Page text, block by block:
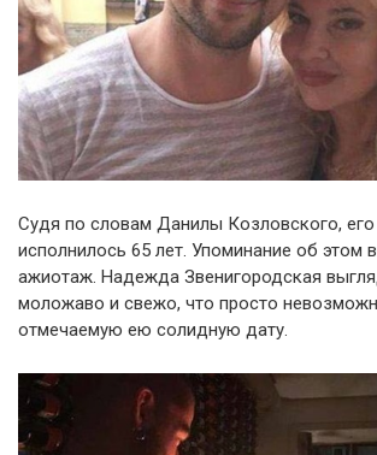
Судя по словам Данилы Козловского,
исполнилось 65 лет. Упоминание об этом
ажиотаж. Надежда Звенигородская
моложаво и свежо, что просто
отмечаемую ею солидную дату.